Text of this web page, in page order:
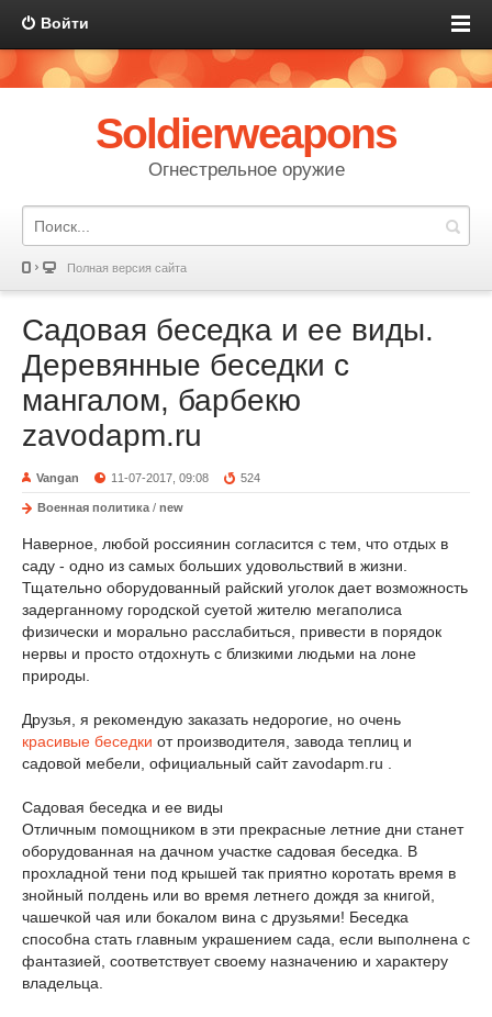
Войти
Soldierweapons
Огнестрельное оружие
Полная версия сайта
Садовая беседка и ее виды.
Деревянные беседки с
мангалом, барбекю
zavodapm.ru
Vangan 11-07-2017, 09:08 524
Военная политика / new
Наверное, любой россиянин согласится с тем, что отдых в
саду - одно из самых больших удовольствий в жизни.
Тщательно оборудованный райский уголок дает возможность
задерганному городской суетой жителю мегаполиса
физически и морально расслабиться, привести в порядок
нервы и просто отдохнуть с близкими людьми на лоне
природы.
Друзья, я рекомендую заказать недорогие, но очень
красивые беседки от производителя, завода теплиц и
садовой мебели, официальный сайт zavodapm.ru .
Садовая беседка и ее виды
Отличным помощником в эти прекрасные летние дни станет
оборудованная на дачном участке садовая беседка. В
прохладной тени под крышей так приятно коротать время в
знойный полдень или во время летнего дождя за книгой,
чашечкой чая или бокалом вина с друзьями! Беседка
способна стать главным украшением сада, если выполнена с
фантазией, соответствует своему назначению и характеру
владельца.